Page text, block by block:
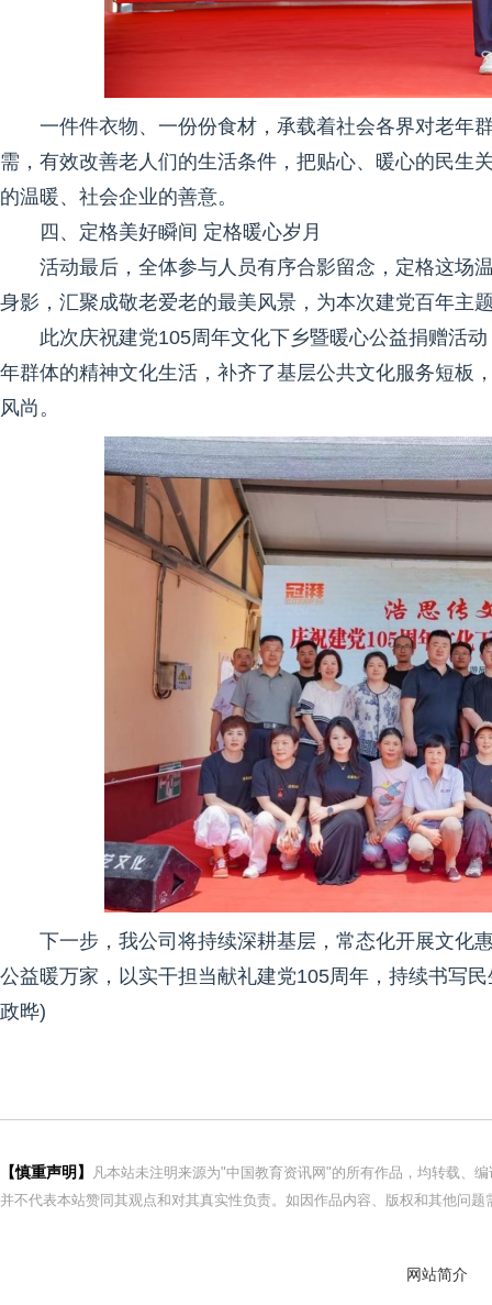
一件件衣物、一份份食材，承载着社会各界对老年
需，有效改善老人们的生活条件，把贴心、暖心的民生
的温暖、社会企业的善意。
四、定格美好瞬间 定格暖心岁月
活动最后，全体参与人员有序合影留念，定格这场
身影，汇聚成敬老爱老的最美风景，为本次建党百年主
此次庆祝建党105周年文化下乡暨暖心公益捐赠活
年群体的精神文化生活，补齐了基层公共文化服务短板
风尚。
下一步，我公司将持续深耕基层，常态化开展文化
公益暖万家，以实干担当献礼建党105周年，持续书写
政晔)
【慎重声明】
凡本站未注明来源为"中国教育资讯网"的所有作品，均转载、
并不代表本站赞同其观点和对其真实性负责。如因作品内容、版权和其他问
网站简介